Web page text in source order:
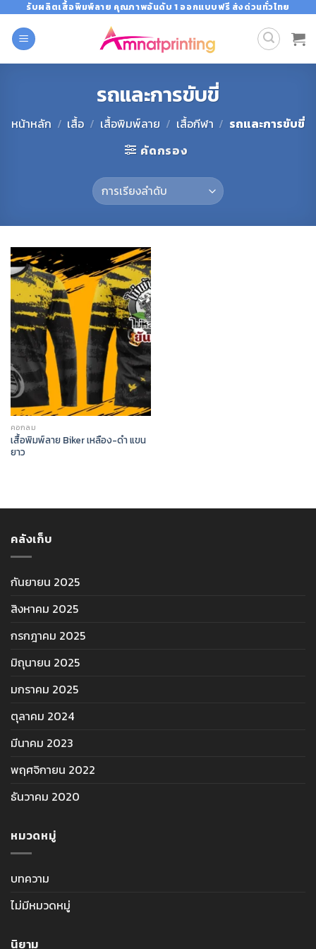
content
รับผลิตเสื้อพิมพ์ลาย คุณภาพอันดับ 1 ออกแบบฟรี ส่งด่วนทั่วไทย
รถและการขับขี่
หน้าหลัก / เสื้อ / เสื้อพิมพ์ลาย / เสื้อกีฬา / รถและการขับขี่
คัดกรอง
คอกลม
เสื้อพิมพ์ลาย Biker เหลือง-ดำ แขน
ยาว
คลังเก็บ
กันยายน 2025
สิงหาคม 2025
กรกฎาคม 2025
มิถุนายน 2025
มกราคม 2025
ตุลาคม 2024
มีนาคม 2023
พฤศจิกายน 2022
ธันวาคม 2020
หมวดหมู่
บทความ
ไม่มีหมวดหมู่
นิยาม